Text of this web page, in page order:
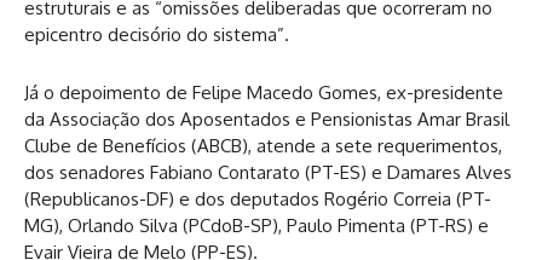
estruturais e as “omissões deliberadas que ocorreram no
epicentro decisório do sistema”.
Já o depoimento de Felipe Macedo Gomes, ex-presidente
da Associação dos Aposentados e Pensionistas Amar Brasil
Clube de Benefícios (ABCB), atende a sete requerimentos,
dos senadores Fabiano Contarato (PT-ES) e Damares Alves
(Republicanos-DF) e dos deputados Rogério Correia (PT-
MG), Orlando Silva (PCdoB-SP), Paulo Pimenta (PT-RS) e
Evair Vieira de Melo (PP-ES).